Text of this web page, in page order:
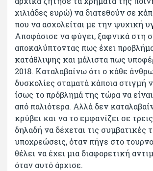
χιλιάδες ευρώ) να διατεθούν σε
που να ασχολείται με την ψυχική
Αποφάσισε να φύγει, ξαφνικά στη
αποκαλύπτοντας πως έχει
κατάθλιψης και μάλιστα πως
2018. Καταλαβαίνω ότι ο κάθε
δυσκολίες σταματά κάποια στιγμή
ίσως το πρόβλημά της τώρα να
από παλιότερα. Αλλά δεν
κρύβει και να το εμφανίζει σε
δηλαδή να δέχεται τις συμβατικές
υποχρεώσεις, όταν πήγε στο
θέλει να έχει μια διαφορετική
όταν αυτό άρχισε.